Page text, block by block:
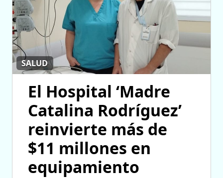
SALUD
El Hospital ‘Madre
Catalina Rodríguez’
reinvierte más de
$11 millones en
equipamiento